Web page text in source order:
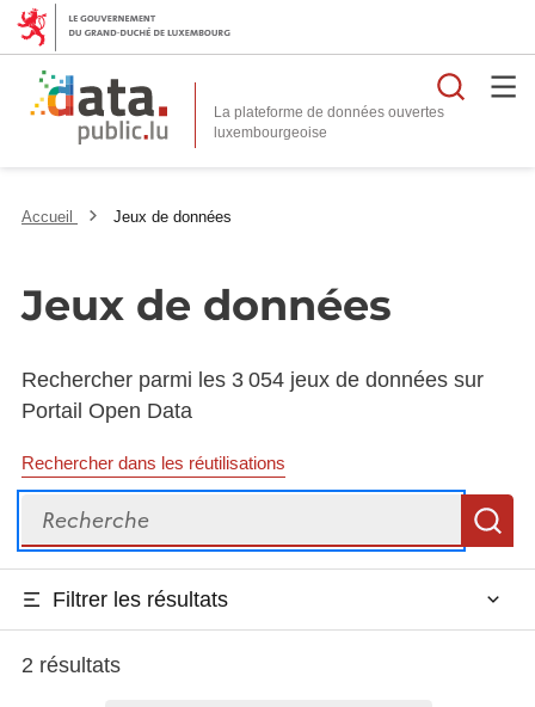
La plateforme de données ouvertes
Accueil Jeux de données
Jeux de données
Rechercher parmi les 3 054 jeux de données sur
Portail Open Data
Rechercher dans les réutilisations
Recherche
Filtrer les résultats
2 résultats